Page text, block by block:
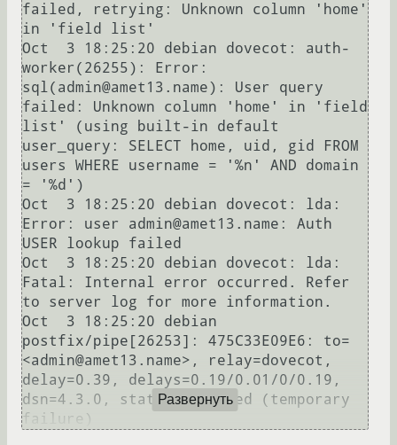
failed, retrying: Unknown column 'home'
in 'field list'
Oct  3 18:25:20 debian dovecot: auth-
worker(26255): Error:
sql(admin@amet13.name): User query
failed: Unknown column 'home' in 'field
list' (using built-in default
user_query: SELECT home, uid, gid FROM
users WHERE username = '%n' AND domain
= '%d')
Oct  3 18:25:20 debian dovecot: lda:
Error: user admin@amet13.name: Auth
USER lookup failed
Oct  3 18:25:20 debian dovecot: lda:
Fatal: Internal error occurred. Refer
to server log for more information.
Oct  3 18:25:20 debian
postfix/pipe[26253]: 475C33E09E6: to=
<admin@amet13.name>, relay=dovecot,
delay=0.39, delays=0.19/0.01/0/0.19,
dsn=4.3.0, status=deferred (temporary
failure)
Развернуть